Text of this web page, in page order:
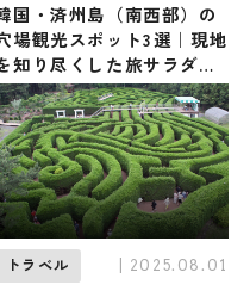
国・済州島（南西部）の
場観光スポット3選｜現地
知り尽くした旅サラダガ
ドが厳選
トラベル | 2025.08.01